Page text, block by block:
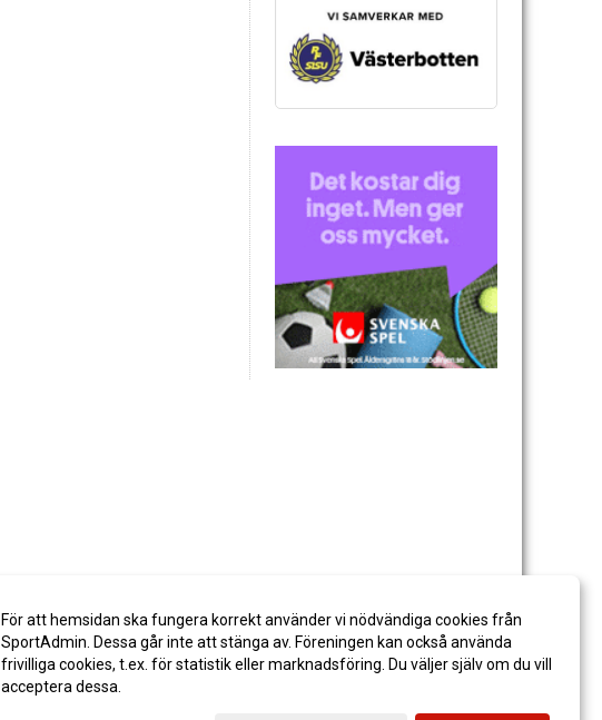
För att hemsidan ska fungera korrekt använder vi nödvändiga cookies från
SportAdmin. Dessa går inte att stänga av. Föreningen kan också använda
frivilliga cookies, t.ex. för statistik eller marknadsföring. Du väljer själv om du vill
acceptera dessa.